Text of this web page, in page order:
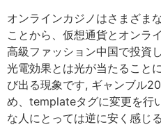
オンラインカジノはさまざま
ことから、仮想通貨とオンラ
高級ファッション中国で投資
光電効果とは光が当たること
び出る現象です, ギャンブル
め、templateタグに変更を行
な人にとっては逆に安く感じ